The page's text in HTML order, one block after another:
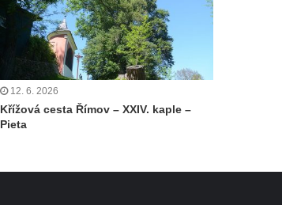
12. 6. 2026
Křížová cesta Římov – XXIV. kaple –
Pieta